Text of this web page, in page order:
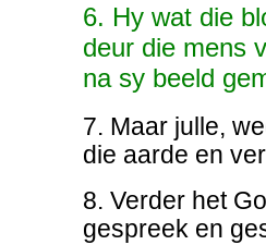
6. Hy wat die
deur die mens
na sy beeld
7. Maar julle,
die aarde en
8. Verder het
gespreek en